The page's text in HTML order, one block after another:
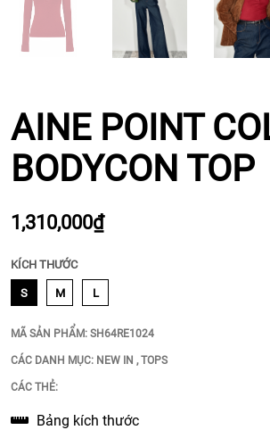
AINE POINT
BODYCON TOP
1,310,000₫
KÍCH THƯỚC
S M L
MÃ SẢN PHẨM: SH64RE1024
CÁC DANH MỤC: NEW IN ,TOPS
CÁC THẺ:
Bảng kích thước